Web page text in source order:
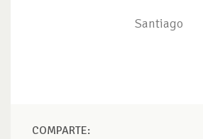
Santiago
COMPARTE: